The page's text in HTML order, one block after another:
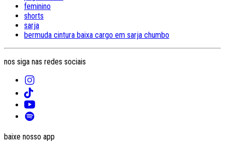
feminino
shorts
sarja
bermuda cintura baixa cargo em sarja chumbo
nos siga nas redes sociais
baixe nosso app